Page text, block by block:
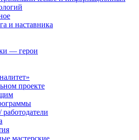
и наставника
— герои
проекте
мастерские